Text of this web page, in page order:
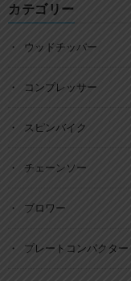
カテゴリー
ウッドチッパー
コンプレッサー
スピンバイク
チェーンソー
ブロワー
プレートコンパクター